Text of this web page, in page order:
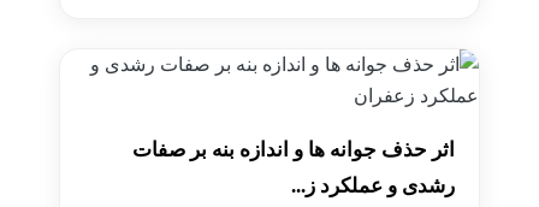
اثر حذف جوانه ها و اندازه بنه بر صفات
رشدی و عملکرد ز...